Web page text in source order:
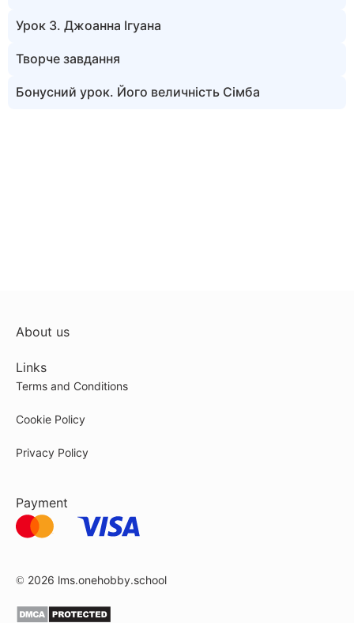
Урок 3. Джоанна Iгуана
Творче завдання
Бонусний урок. Його величність Сімба
About us
Links
Terms and Conditions
Cookie Policy
Privacy Policy
Payment
© 2026 lms.onehobby.school